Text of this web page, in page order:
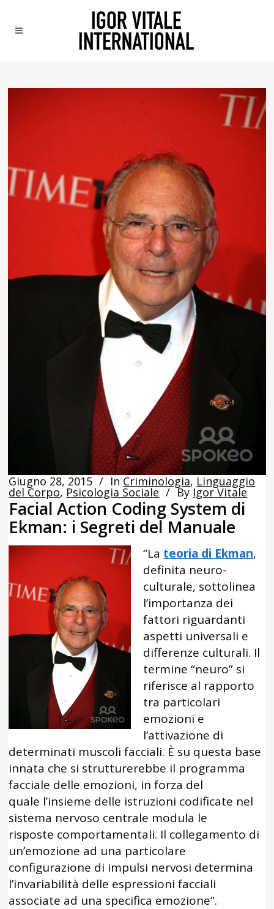
Giugno 28, 2015 In Criminologia, Linguaggio
del Corpo, Psicologia Sociale By Igor Vitale
Facial Action Coding System di
Ekman: i Segreti del Manuale
“La teoria di Ekman,
definita neuro-
culturale, sottolinea
l’importanza dei
fattori riguardanti
aspetti universali e
differenze culturali. Il
termine “neuro” si
riferisce al rapporto
tra particolari
emozioni e
l’attivazione di
determinati muscoli facciali. È su questa base
innata che si strutturerebbe il programma
facciale delle emozioni, in forza del
quale l’insieme delle istruzioni codificate nel
sistema nervoso centrale modula le
risposte comportamentali. Il collegamento di
un’emozione ad una particolare
configurazione di impulsi nervosi determina
l’invariabilità delle espressioni facciali
associate ad una specifica emozione”.